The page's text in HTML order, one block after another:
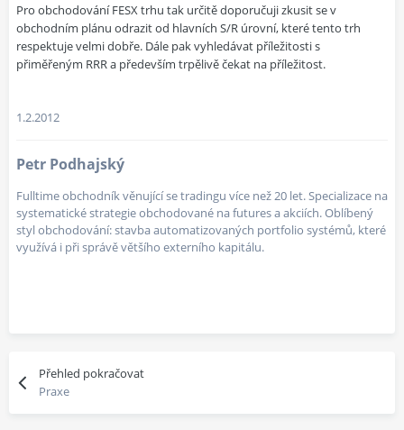
Pro obchodování FESX trhu tak určitě doporučuji zkusit se v
obchodním plánu odrazit od hlavních S/R úrovní, které tento trh
respektuje velmi dobře. Dále pak vyhledávat příležitosti s
přiměřeným RRR a především trpělivě čekat na příležitost.
1.2.2012
Petr Podhajský
Fulltime obchodník věnující se tradingu více než 20 let. Specializace na
systematické strategie obchodované na futures a akciích. Oblíbený
styl obchodování: stavba automatizovaných portfolio systémů, které
využívá i při správě většího externího kapitálu.
Přehled pokračovat
Praxe